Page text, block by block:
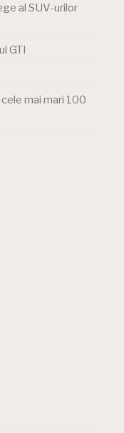
al SUV-urilor
GTI
mai mari 100